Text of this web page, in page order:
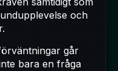
och
går
bara en fråga